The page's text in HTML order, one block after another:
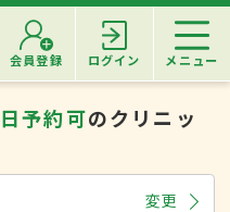
会員登録 ログイン メニュー
予約可のクリニッ
変更